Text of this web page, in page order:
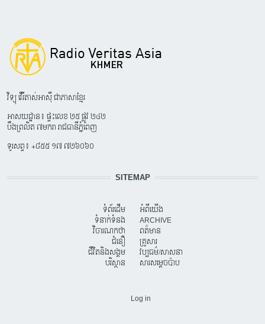
វិទ្យុ វើរីតាស់អាស៊ី ជាភាសាខ្មែរ
អាសយដ្ឋាន៖ ផ្ទះលេខ ២៥ ផ្លូវ ២៤២
បឹងព្រលិត ៧មករា រាជធានីភ្នំពេញ
ទូរសព្ទ៖ +៨៥៥ ១៧ ៧២៦០៦០
SITEMAP
ទំព័រដើម
ទំនាក់ទំនង
វិចារណកថា
ជំនឿ
ជីវិតនិងសង្គម
បរិស្ថាន
អំពីយើង
ARCHIVE
ពត៌មាន
គ្រួសារ
វប្បធម៌/សាសនា
សារសម្តេចប៉ាប
Log in